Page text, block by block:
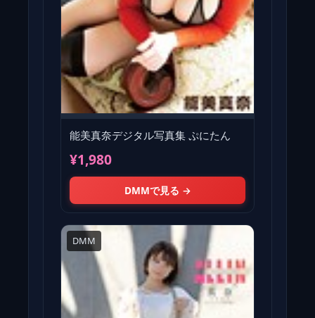
能美真奈デジタル写真集 ぷにたん
¥1,980
DMMで見る →
DMM